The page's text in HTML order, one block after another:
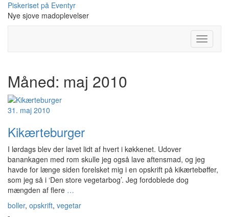
Skip
content
Piskeriset på Eventyr
Nye sjove madoplevelser
Toggle
Måned: maj 2010
31. maj 2010
Kikærteburger
I lørdags blev der lavet lidt af hvert i køkkenet. Udover
banankagen med rom skulle jeg også lave aftensmad, og jeg
havde for længe siden forelsket mig i en opskrift på kikærtebøffer,
som jeg så i ‘Den store vegetarbog’. Jeg fordoblede dog
mængden af flere …
boller, opskrift, vegetar